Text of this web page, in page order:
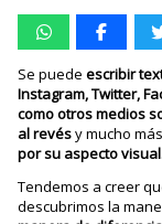
Se puedeescribir
Instagram, Twitter,
como otros medios
al revésy mucho
por su aspecto visual
Tendemos a creer
descubrimos la